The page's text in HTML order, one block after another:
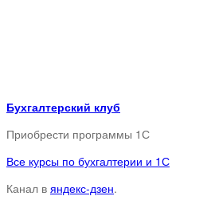
Бухгалтерский клуб
Приобрести программы 1С
Все курсы по бухгалтерии и 1С
Канал в яндекс-дзен.